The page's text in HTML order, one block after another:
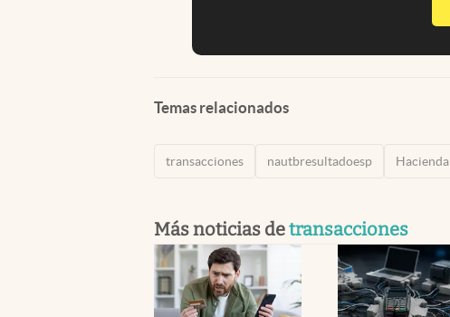
Temas relacionados
transacciones nautbresultadoesp Hacienda
Más noticias detransacciones